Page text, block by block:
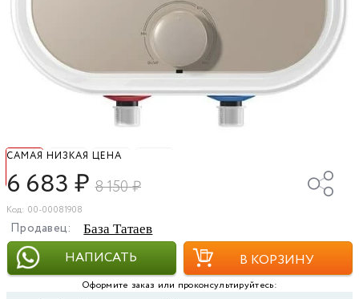
САМАЯ НИЗКАЯ ЦЕНА
6 683₽ 8 150₽
Код: 00-00081908
Продавец: База Татаев
НАПИСАТЬ В КОРЗИНУ
Оформите заказ или проконсультируйтесь: